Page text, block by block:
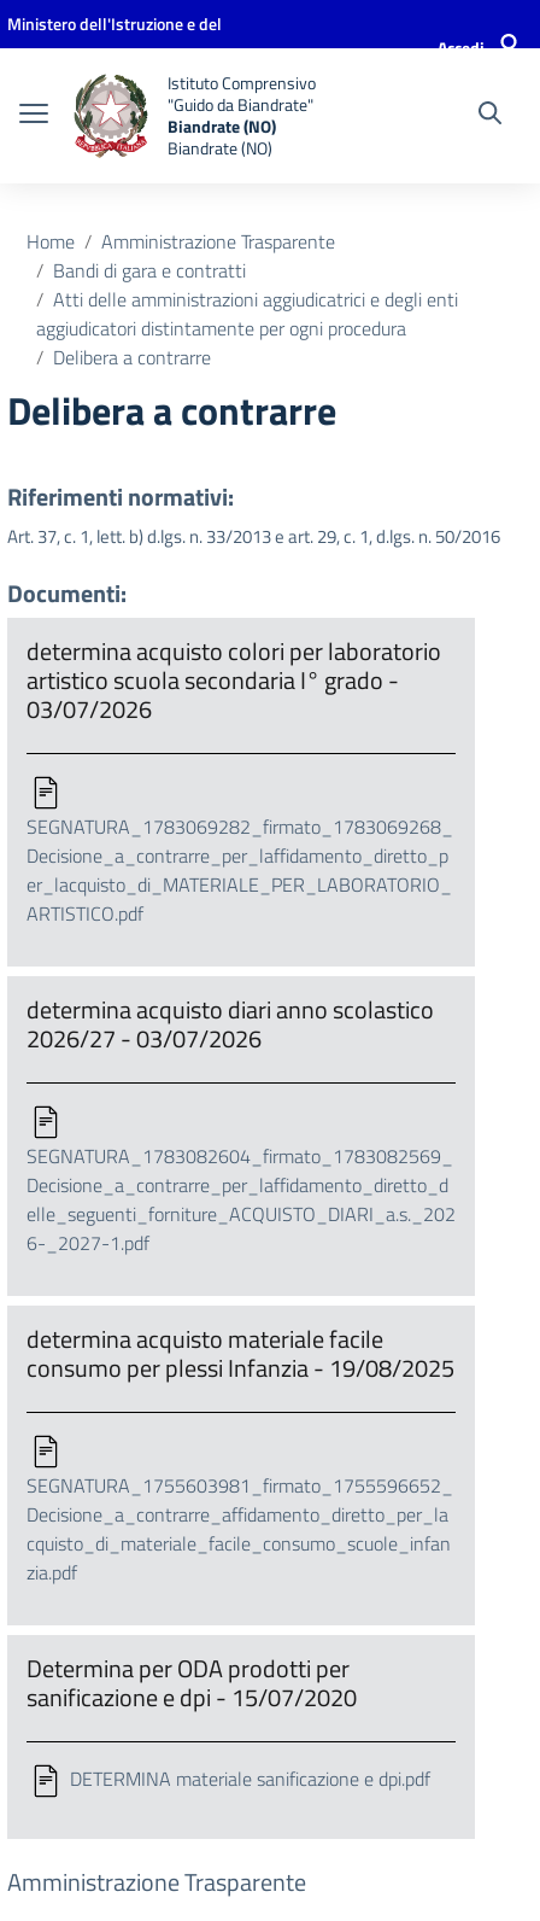
Vai ai contenuti
Vai al menu di navigazione
Vai al footer
Ministero dell'Istruzione e del
Accedi
Istituto Comprensivo
"Guido da Biandrate"
Biandrate (NO)
Biandrate (NO)
Home
Amministrazione Trasparente
Bandi di gara e contratti
Atti delle amministrazioni aggiudicatrici e degli enti
aggiudicatori distintamente per ogni procedura
Delibera a contrarre
Delibera a contrarre
Riferimenti normativi:
Art. 37, c. 1, lett. b) d.lgs. n. 33/2013 e art. 29, c. 1, d.lgs. n. 50/2016
Documenti:
determina acquisto colori per laboratorio
artistico scuola secondaria I° grado -
03/07/2026
SEGNATURA_1783069282_firmato_1783069268_
Decisione_a_contrarre_per_laffidamento_diretto_p
er_lacquisto_di_MATERIALE_PER_LABORATORIO_
ARTISTICO.pdf
determina acquisto diari anno scolastico
2026/27 - 03/07/2026
SEGNATURA_1783082604_firmato_1783082569_
Decisione_a_contrarre_per_laffidamento_diretto_d
elle_seguenti_forniture_ACQUISTO_DIARI_a.s._202
6-_2027-1.pdf
determina acquisto materiale facile
consumo per plessi Infanzia - 19/08/2025
SEGNATURA_1755603981_firmato_1755596652_
Decisione_a_contrarre_affidamento_diretto_per_la
cquisto_di_materiale_facile_consumo_scuole_infan
zia.pdf
Determina per ODA prodotti per
sanificazione e dpi - 15/07/2020
DETERMINA materiale sanificazione e dpi.pdf
Amministrazione Trasparente